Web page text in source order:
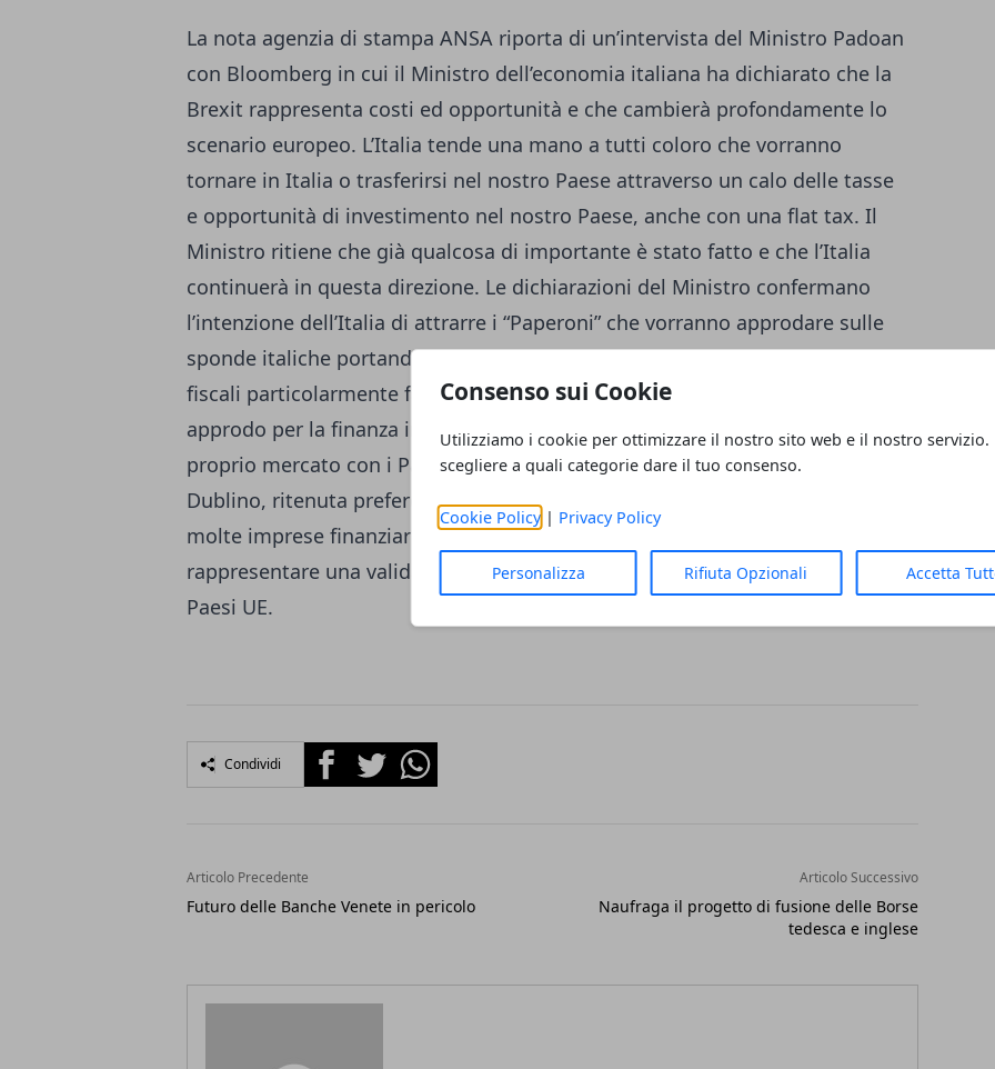
Consenso sui Cookie
Utilizziamo i cookie per ottimizzare il nostro sito web e il nostro servizio.
scegliere a quali categorie dare il tuo consenso.
Cookie Policy| Privacy Policy
Personalizza Rifiuta Opzionali Accetta
La nota agenzia di stampa ANSA riporta di un’intervista del Ministro Padoan
con Bloomberg in cui il Ministro dell’economia italiana ha dichiarato che la
Brexit rappresenta costi ed opportunità e che cambierà profondamente lo
scenario europeo. L’Italia tende una mano a tutti coloro che vorranno
tornare in Italia o trasferirsi nel nostro Paese attraverso un calo delle tasse
e opportunità di investimento nel nostro Paese, anche con una flat tax. Il
Ministro ritiene che già qualcosa di importante è stato fatto e che l’Italia
continuerà in questa direzione. Le dichiarazioni del Ministro confermano
l’intenzione dell’Italia di attrarre i “Paperoni” che vorranno approdare sulle
sponde italiche portando ricchezza e investimenti in cambio di condizioni
fiscali particolarmente favorevoli. Milano in particolare si pone come
approdo per la finanza in fuga dalla GB al fine di mantenere aperto il
proprio mercato con i Paesi UE. Milano ha anche altri concorrenti come
Dublino, ritenuta preferenziale soprattutto dalle imprese e Parigi a cui
molte imprese finanziarie guardano con favore. Milano potrebbe
rappresentare una valida alternativa per la finanza GB che cerca sbocco in
Paesi UE.
Condividi FacebookTwitterWhatsapp
Articolo Precedente
Futuro delle Banche Venete in pericolo
Articolo Successivo
Naufraga il progetto di fusione delle Borse
tedesca e inglese